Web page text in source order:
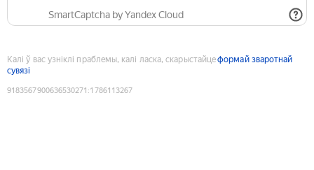
SmartCaptcha by Yandex Cloud
Калі ў вас узніклі праблемы, калі ласка, скарыстайцеформай зваротнай
сувязі
9183567900636530271 :1786113267